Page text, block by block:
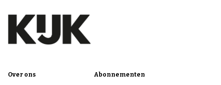
Over ons Abonnementen